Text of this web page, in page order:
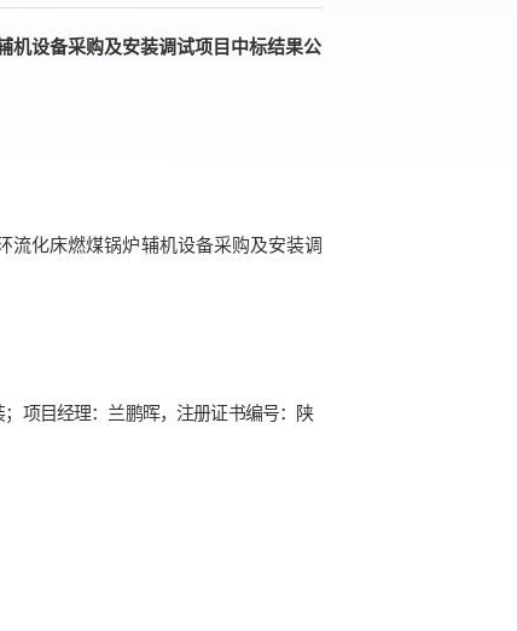
机设备采购及安装调试项目 中标结果公
流化床燃煤锅炉‌辅机设备采购及安装调
；项目经理： 兰鹏晖，注册证书编号：
陕